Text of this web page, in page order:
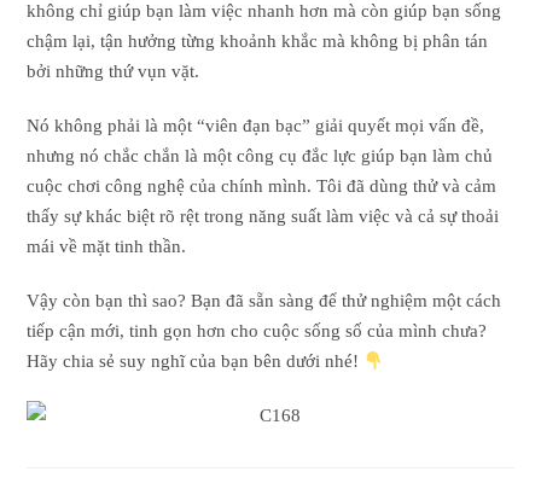
không chỉ giúp bạn làm việc nhanh hơn mà còn giúp bạn sống
chậm lại, tận hưởng từng khoảnh khắc mà không bị phân tán
bởi những thứ vụn vặt.
Nó không phải là một “viên đạn bạc” giải quyết mọi vấn đề,
nhưng nó chắc chắn là một công cụ đắc lực giúp bạn làm chủ
cuộc chơi công nghệ của chính mình. Tôi đã dùng thử và cảm
thấy sự khác biệt rõ rệt trong năng suất làm việc và cả sự thoải
mái về mặt tinh thần.
Vậy còn bạn thì sao? Bạn đã sẵn sàng để thử nghiệm một cách
tiếp cận mới, tinh gọn hơn cho cuộc sống số của mình chưa?
Hãy chia sẻ suy nghĩ của bạn bên dưới nhé!